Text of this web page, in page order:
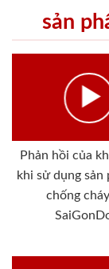
sản
Phản hồi của
khi sử dụng sản
chống